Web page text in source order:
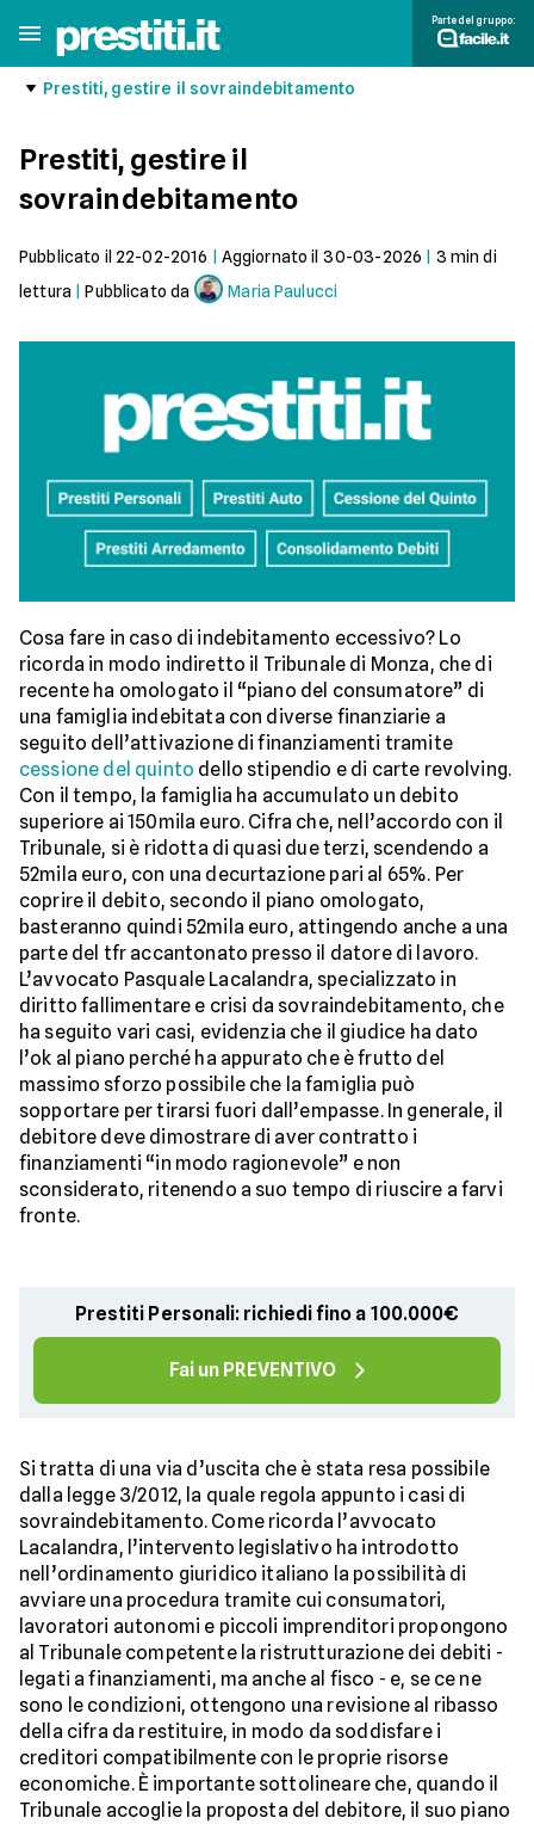
Parte del gruppo:
Prestiti, gestire il sovraindebitamento
Prestiti, gestire il
sovraindebitamento
Pubblicato il 22-02-2016 Aggiornato il 30-03-2026 3 min di
lettura |Pubblicato da Maria Paulucci
Cosa fare in caso di indebitamento eccessivo? Lo
ricorda in modo indiretto il Tribunale di Monza, che di
recente ha omologato il “piano del consumatore” di
una famiglia indebitata con diverse finanziarie a
seguito dell’attivazione di finanziamenti tramite
cessione del quinto dello stipendio e di carte revolving.
Con il tempo, la famiglia ha accumulato un debito
superiore ai 150mila euro. Cifra che, nell’accordo con il
Tribunale, si è ridotta di quasi due terzi, scendendo a
52mila euro, con una decurtazione pari al 65%. Per
coprire il debito, secondo il piano omologato,
basteranno quindi 52mila euro, attingendo anche a una
parte del tfr accantonato presso il datore di lavoro.
L’avvocato Pasquale Lacalandra, specializzato in
diritto fallimentare e crisi da sovraindebitamento, che
ha seguito vari casi, evidenzia che il giudice ha dato
l’ok al piano perché ha appurato che è frutto del
massimo sforzo possibile che la famiglia può
sopportare per tirarsi fuori dall’empasse. In generale, il
debitore deve dimostrare di aver contratto i
finanziamenti “in modo ragionevole” e non
sconsiderato, ritenendo a suo tempo di riuscire a farvi
fronte.
Prestiti Personali: richiedi fino a 100.000€
Fai un PREVENTIVO
Si tratta di una via d’uscita che è stata resa possibile
dalla legge 3/2012, la quale regola appunto i casi di
sovraindebitamento. Come ricorda l’avvocato
Lacalandra, l’intervento legislativo ha introdotto
nell’ordinamento giuridico italiano la possibilità di
avviare una procedura tramite cui consumatori,
lavoratori autonomi e piccoli imprenditori propongono
al Tribunale competente la ristrutturazione dei debiti -
legati a finanziamenti, ma anche al fisco - e, se ce ne
sono le condizioni, ottengono una revisione al ribasso
della cifra da restituire, in modo da soddisfare i
creditori compatibilmente con le proprie risorse
economiche. È importante sottolineare che, quando il
Tribunale accoglie la proposta del debitore, il suo piano